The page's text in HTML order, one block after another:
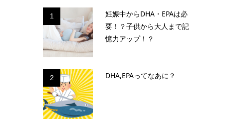
1
妊娠中からDHA・EPAは必
要！？子供から大人まで記
憶力アップ！？
2 DHA,EPAってなあに？